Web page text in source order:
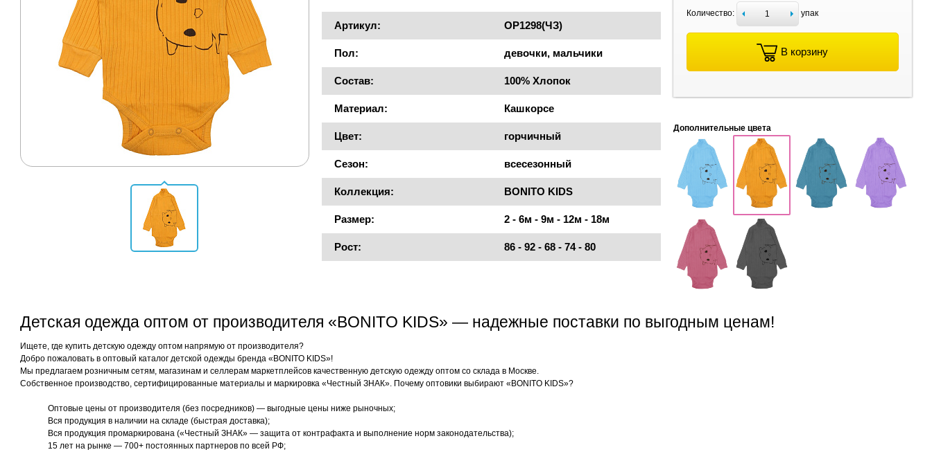
Артикул: OP1298(ЧЗ)
Пол: девочки, мальчики
Состав: 100% Хлопок
Материал: Кашкорсе
Цвет: горчичный
Сезон: всесезонный
Коллекция: BONITO KIDS
Размер: 2 - 6м - 9м - 12м - 18м
Рост: 86 - 92 - 68 - 74 - 80
Количество: упак
В корзину
Дополнительные цвета
Детская одежда оптом от производителя «BONITO KIDS» — надежные поставки по выгодным ценам!
Ищете, где купить детскую одежду оптом напрямую от производителя?
Добро пожаловать в оптовый каталог детской одежды бренда «BONITO KIDS»!
Мы предлагаем розничным сетям, магазинам и селлерам маркетплейсов качественную детскую одежду оптом со склада в Москве.
Собственное производство, сертифицированные материалы и маркировка «Честный ЗНАК». Почему оптовики выбирают «BONITO KIDS»?
Оптовые цены от производителя (без посредников) — выгодные цены ниже рыночных;
Вся продукция в наличии на складе (быстрая доставка);
Вся продукция промаркирована («Честный ЗНАК» — защита от контрафакта и выполнение норм законодательства);
15 лет на рынке — 700+ постоянных партнеров по всей РФ;